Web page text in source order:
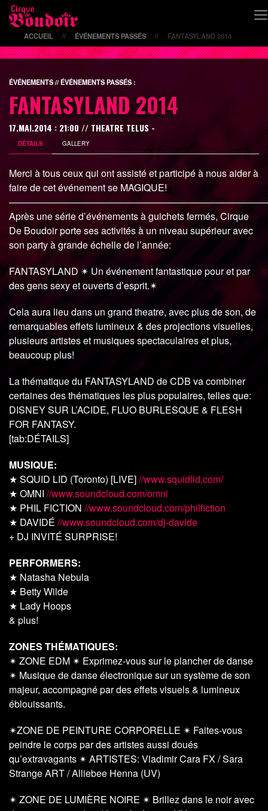
ACCUEIL // ÉVÉNEMENTS PASSÉS // FANTASYLAND 2014
ÉVÉNEMENTS // ÉVÉNEMENTS PASSÉS :
FANTASYLAND 2014
17.MAI.2014 : 21:00 // THEATRE TELUS -
DÉTAILS GALLERY
Merci à tous ceux qui ont assisté et participé à nous aider à
faire de cet événement se MAGIQUE!
Après une série d’événements à guichets fermés, Cirque
De Boudoir porte ses activités à un niveau supérieur avec
son party à grande échelle de l’année:
FANTASYLAND ✴ Un événement fantastique pour et par
des gens sexy et ouverts d’esprit.✴
Cela aura lieu dans un grand theatre, avec plus de son, de
remarquables effets lumineux & des projections visuelles,
plusieurs artistes et musiques spectaculaires et plus,
beaucoup plus!
La thématique du FANTASYLAND de CDB va combiner
certaines des thématiques les plus populaires, telles que:
DISNEY SUR L’ACIDE, FLUO BURLESQUE & FLESH
FOR FANTASY.
[tab:DÉTAILS]
MUSIQUE:
★ SQUID LID (Toronto) [LIVE]//www.squidlid.com/
★ OMNI //www.soundcloud.com/omni
★ PHIL FICTION //www.soundcloud.com/philfiction
★ DAVIDÉ //www.soundcloud.com/dj-davide
+ DJ INVITÉ SURPRISE!
PERFORMERS:
★ Natasha Nebula
★ Betty Wilde
★ Lady Hoops
& plus!
ZONES THÉMATIQUES:
✴ ZONE EDM ✴ Exprimez-vous sur le plancher de danse
✴ Musique de danse électronique sur un système de son
majeur, accompagné par des effets visuels & lumineux
éblouissants.
✴ZONE DE PEINTURE CORPORELLE ✴ Faites-vous
peindre le corps par des artistes aussi doués
qu’extravagants ✴ ARTISTES: Vladimir Cara FX / Sara
Strange ART / Alliebee Henna (UV)
✴ ZONE DE LUMIÈRE NOIRE ✴ Brillez dans le noir avec